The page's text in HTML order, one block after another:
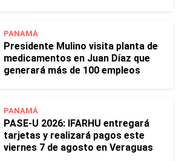
PANAMÁ
Presidente Mulino visita planta de
medicamentos en Juan Díaz que
generará más de 100 empleos
PANAMÁ
PASE-U 2026: IFARHU entregará
tarjetas y realizará pagos este
viernes 7 de agosto en Veraguas